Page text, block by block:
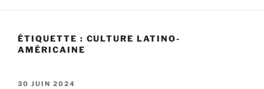
ÉTIQUETTE : CULTURE LATINO-
AMÉRICAINE
PUBLIÉ
30 JUIN 2024